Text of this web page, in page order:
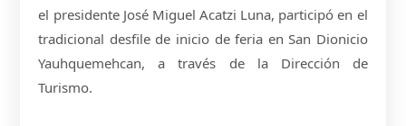
el presidente José Miguel Acatzi Luna, participó en el
tradicional desfile de inicio de feria en San Dionicio
Yauhquemehcan, a través de la Dirección de
Turismo.